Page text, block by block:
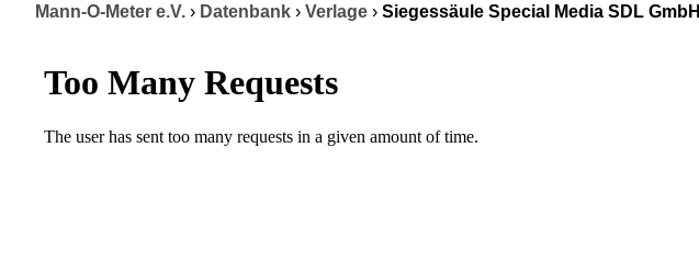
Mann-O-Meter e.V. › Datenbank › Verlage › Siegessäule Special Media SDL GmbH